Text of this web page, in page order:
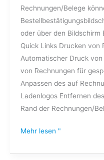
Rechnungen/Belege
oder über den Bildschirm
Quick Links Drucken von
Automatischer Druck
von Rechnungen für
Anpassen des auf
Ladenlogos Entfernen
Rand der Rechnungen/
Mehr lesen "